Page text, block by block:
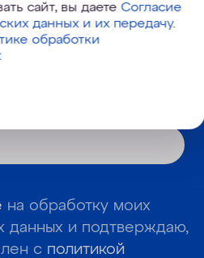
сайт, вы даетеСогласие
данных и их передачу.
обработки
Корзина №930-382
и новостях:
на обработку моих
данных и подтверждаю,
с политикой